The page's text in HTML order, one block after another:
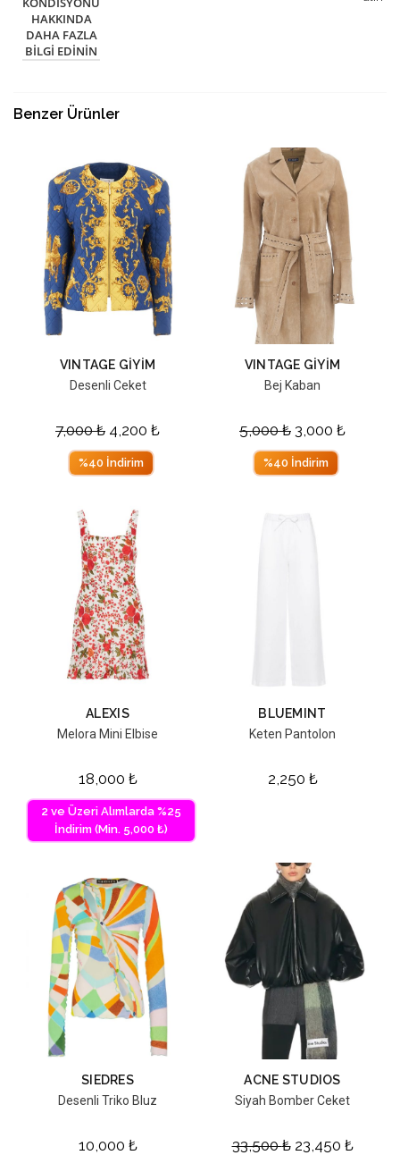
HAKKINDA
DAHA FAZLA
BILGI EDININ
Benzer Ürünler
VINTAGE GİYİM
Desenli Ceket
7,000₺ 4,200 ₺
%40 İndirim
VINTAGE GİYİM
Bej Kaban
5,000₺ 3,000 ₺
%40 İndirim
ALEXIS
Melora Mini Elbise
18,000 ₺
2 ve Üzeri Alımlarda %25
İndirim (Min. 5,000 ₺)
BLUEMINT
Keten Pantolon
2,250 ₺
SIEDRES
Desenli Triko Bluz
10,000 ₺
ACNE STUDIOS
Siyah Bomber Ceket
33,500₺ 23,450 ₺